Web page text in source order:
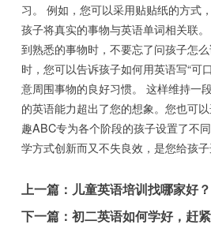
习。 例如，您可以采用贴贴纸的方式
孩子将真实的事物与英语单词相关联
到熟悉的事物时，不要忘了问孩子怎
时，您可以告诉孩子如何用英语写“可
意周围事物的良好习惯。 这样维持一
的英语能力超出了您的想象。您也可
趣ABC专为各个阶段的孩子设置了不
学方式创新而又不失良效，是您给孩
上一篇： 儿童英语培训找哪家好
下一篇：初二英语如何学好，赶